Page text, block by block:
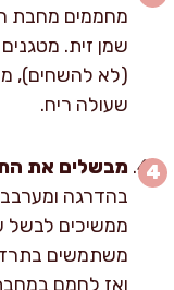
שעולה ריח.
מבשלים את
משתמשים בתרד